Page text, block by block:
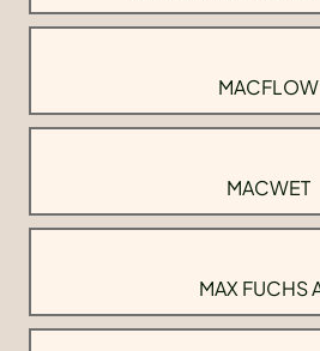
MACFLOW
MACWET
MAX FUCHS